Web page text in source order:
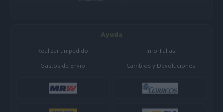
Ayuda
Realizar un pedido
Info Tallas
Gastos de Envio
Cambios y Devoluciones